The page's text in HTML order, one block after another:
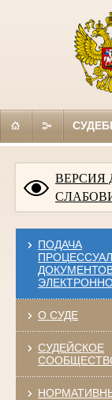
ВЕРСИЯ
ПОДАЧА
О СУДЕ
СУДЕЙСКОЕ